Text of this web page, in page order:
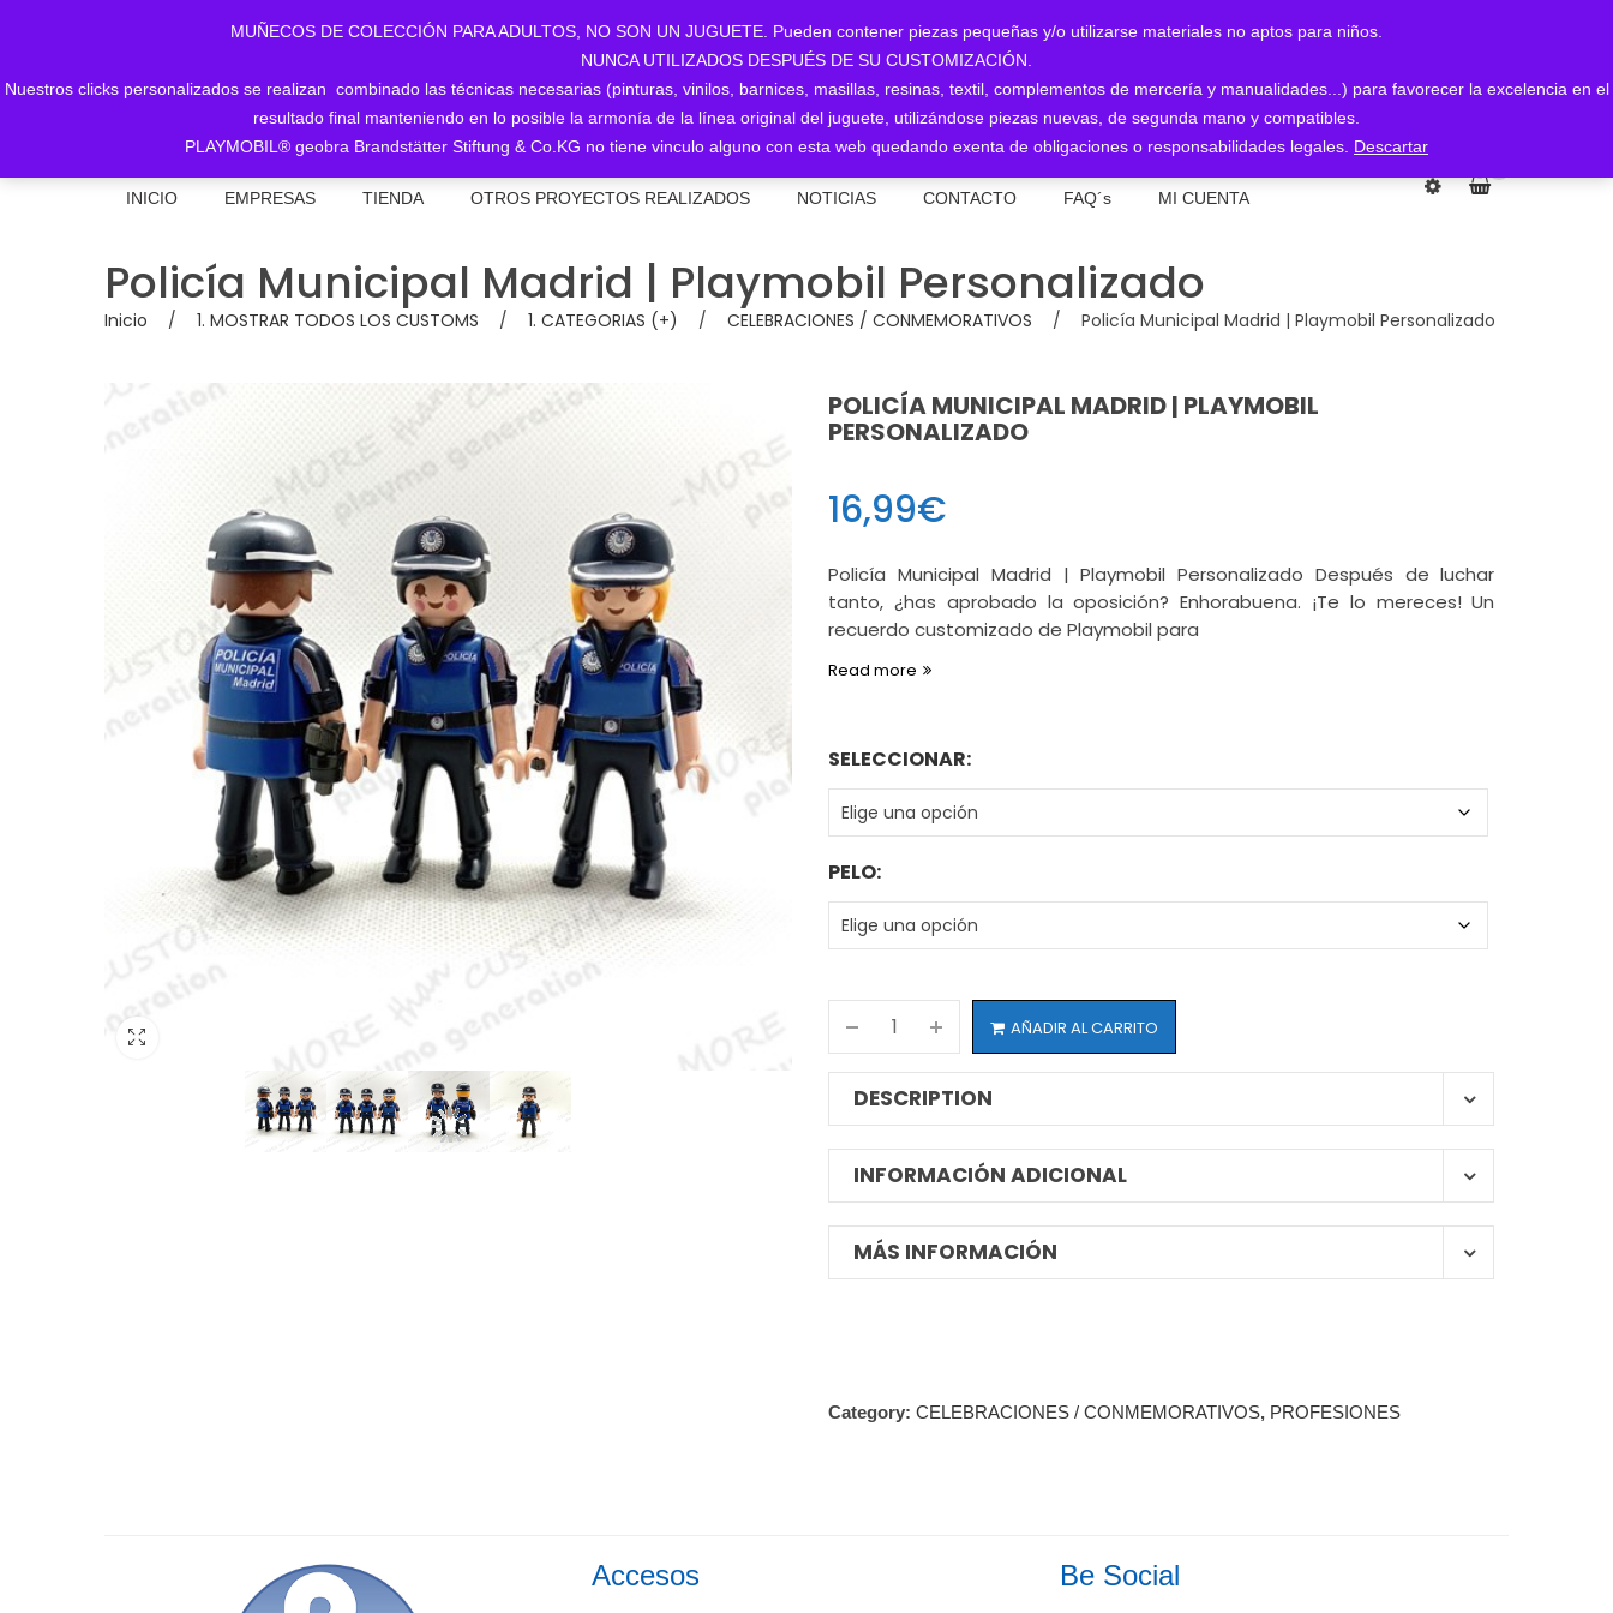
MUÑECOS DE COLECCIÓN PARA ADULTOS, NO SON UN JUGUETE. Pueden contener piezas pequeñas y/o utilizarse materiales no aptos para niños.
NUNCA UTILIZADOS DESPUÉS DE SU CUSTOMIZACIÓN.
Nuestros clicks personalizados se realizan combinado las técnicas necesarias (pinturas, vinilos, barnices, masillas, resinas, textil, complementos de mercería y manualidades...) para favorecer la excelencia en el
resultado final manteniendo en lo posible la armonía de la línea original del juguete, utilizándose piezas nuevas, de segunda mano y compatibles.
PLAYMOBIL® geobra Brandstätter Stiftung & Co.KG no tiene vinculo alguno con esta web quedando exenta de obligaciones o responsabilidades legales. Descartar
INICIO EMPRESAS TIENDA OTROS PROYECTOS REALIZADOS NOTICIAS CONTACTO FAQ´s MI CUENTA
Policía Municipal Madrid | Playmobil Personalizado
Inicio / 1. MOSTRAR TODOS LOS CUSTOMS / 1. CATEGORIAS (+) / CELEBRACIONES / CONMEMORATIVOS / Policía Municipal Madrid | Playmobil Personalizado
POLICÍA MUNICIPAL MADRID | PLAYMOBIL
PERSONALIZADO
16,99€
Policía Municipal Madrid | Playmobil Personalizado Después de luchar
tanto, ¿has aprobado la oposición? Enhorabuena. ¡Te lo mereces! Un
recuerdo customizado de Playmobil para
Read more
SELECCIONAR:
PELO:
AÑADIR AL CARRITO
DESCRIPTION
INFORMACIÓN ADICIONAL
MÁS INFORMACIÓN
Category:CELEBRACIONES / CONMEMORATIVOS, PROFESIONES
Accesos Be Social